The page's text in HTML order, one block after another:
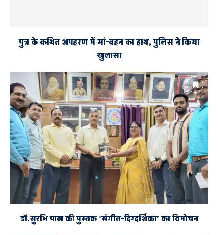
पुत्र के कथित अपहरण में मां-बहन का हाथ, पुलिस ने किया
खुलासा
डॉ.सुरभि पाल की पुस्तक ‘संगीत-दिग्दर्शिका’ का विमोचन